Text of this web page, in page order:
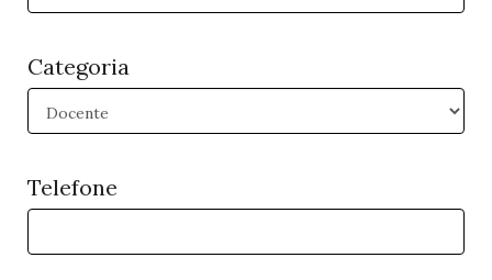
Categoria
Telefone